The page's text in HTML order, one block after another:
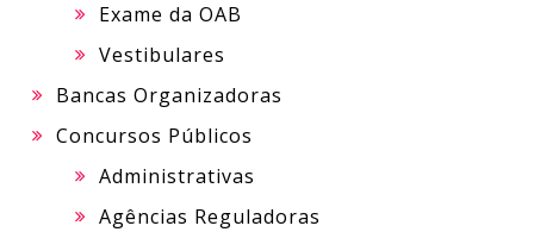
Exame da OAB
Vestibulares
Bancas Organizadoras
Concursos Públicos
Administrativas
Agências Reguladoras